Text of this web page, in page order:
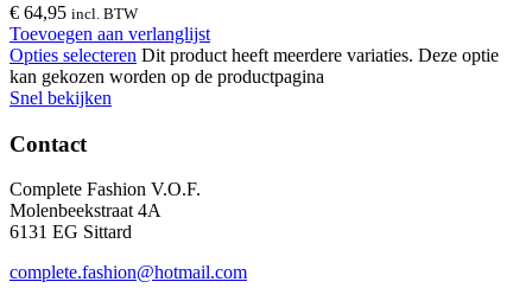
€ 64,95 incl. BTW
Toevoegen aan verlanglijst
Opties selecteren Dit product heeft meerdere variaties. Deze optie
kan gekozen worden op de productpagina
Snel bekijken
Contact
Complete Fashion V.O.F.
Molenbeekstraat 4A
6131 EG Sittard
complete.fashion@hotmail.com